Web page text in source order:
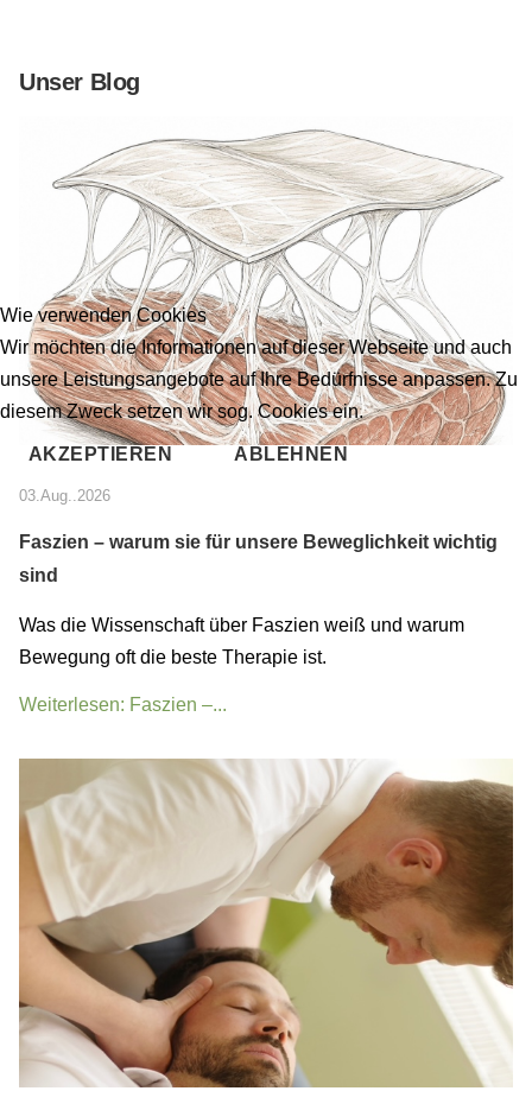
Unser Blog
03.Aug..2026
Faszien – warum sie für unsere Beweglichkeit wichtig
sind
Was die Wissenschaft über Faszien weiß und warum
Bewegung oft die beste Therapie ist.
Weiterlesen: Faszien –...
Wie verwenden Cookies
Wir möchten die Informationen auf dieser Webseite und auch
unsere Leistungsangebote auf Ihre Bedürfnisse anpassen. Zu
diesem Zweck setzen wir sog. Cookies ein.
AKZEPTIEREN ABLEHNEN